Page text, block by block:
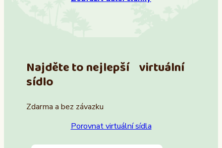
Najděte to nejlepší virtuální
sídlo
Zdarma a bez závazku
Porovnat virtuální sídla